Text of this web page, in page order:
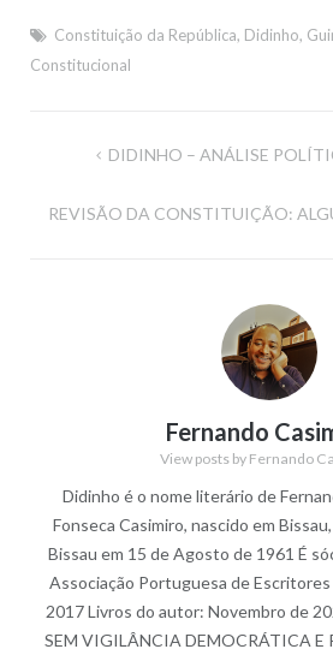
Constituição da República, Didinho,
Constitucional
Navegação
artigos
DIDINHO – ANÁLISE
REVISÃO DA CONSTITUIÇÃO:
Fernando
View posts by Fernando
Didinho é o nome literário de
Fonseca Casimiro, nascido em
Bissau em 15 de Agosto de 1961 É
Associação Portuguesa de
2017 Livros do autor: Novembro de
SEM VIGILÂNCIA DEMOCRÁTICA E